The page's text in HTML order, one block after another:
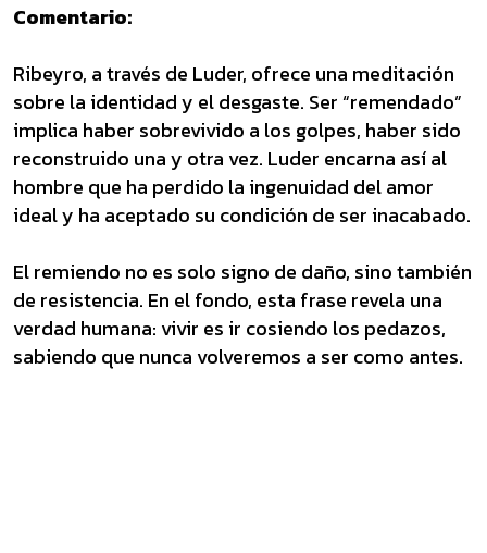
Comentario:
Ribeyro, a través de Luder, ofrece una meditación
sobre la identidad y el desgaste. Ser “remendado”
implica haber sobrevivido a los golpes, haber sido
reconstruido una y otra vez. Luder encarna así al
hombre que ha perdido la ingenuidad del amor
ideal y ha aceptado su condición de ser inacabado.
El remiendo no es solo signo de daño, sino también
de resistencia. En el fondo, esta frase revela una
verdad humana: vivir es ir cosiendo los pedazos,
sabiendo que nunca volveremos a ser como antes.